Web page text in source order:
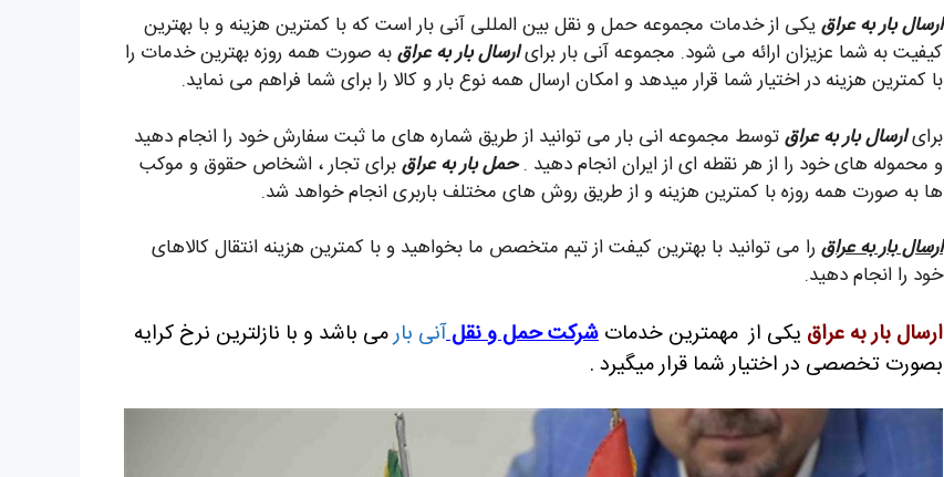
ارسال بار به عراقیکی از خدمات مجموعه حمل و نقل بین المللی آنی بار است که با کمترین هزینه و با بهترین
کیفیت به شما عزیزان ارائه می شود. مجموعه آنی بار برایارسال بار به عراقبه صورت همه روزه بهترین خدمات را
با کمترین هزینه در اختیار شما قرار میدهد و امکان ارسال همه نوع بار و کالا را برای شما فراهم می نماید.
برایارسال بار به عراقتوسط مجموعه انی بار می توانید از طریق شماره های ما ثبت سفارش خود را انجام دهید
و محموله های خود را از هر نقطه ای از ایران انجام دهید .حمل بار به عراقبرای تجار ، اشخاص حقوق و موکب
ها به صورت همه روزه با کمترین هزینه و از طریق روش های مختلف باربری انجام خواهد شد.
ارسال بار به عراق را می توانید با بهترین کیفت از تیم متخصص ما بخواهید و با کمترین هزینه انتقال کالاهای
خود را انجام دهید.
ارسال بار به عراق یکی از مهمترین خدمات شرکت حمل و نقلآنی بارمی باشد و با نازلترین نرخ کرایه
بصورت تخصصی در اختیار شما قرار میگیرد .